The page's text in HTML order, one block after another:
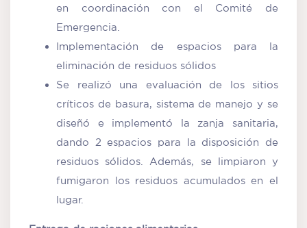
en coordinación con el Comité de
Emergencia.
Implementación de espacios para la
eliminación de residuos sólidos
Se realizó una evaluación de los sitios
críticos de basura, sistema de manejo y se
diseñó e implementó la zanja sanitaria,
dando 2 espacios para la disposición de
residuos sólidos. Además, se limpiaron y
fumigaron los residuos acumulados en el
lugar.